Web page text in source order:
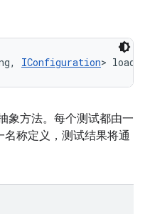
IConfiguration>
象方法。每个测试都由一
名称定义，测试结果将通